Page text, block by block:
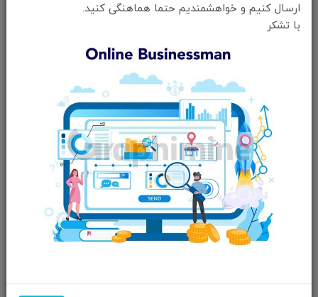
ارسال کنیم و خواهشمندیم حتما هماهنگی کنید.
با تشکر